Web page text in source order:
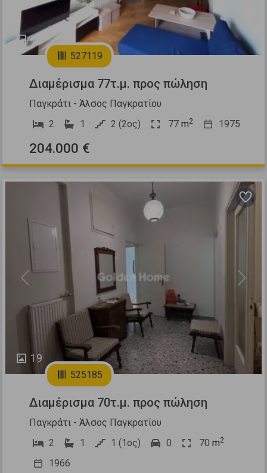
10
527119
Διαμέρισμα 77τ.μ. προς πώληση
Παγκράτι - Άλσος Παγκρατίου
2
1 2 (2ος) 77 m2 1975
204.000 €
19
Previous Next
525185
Διαμέρισμα 70τ.μ. προς πώληση
Παγκράτι - Άλσος Παγκρατίου
2
1 1 (1ος) 0 70 m2
1966